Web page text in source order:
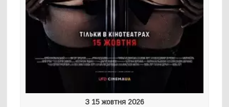
З 15 жовтня 2026